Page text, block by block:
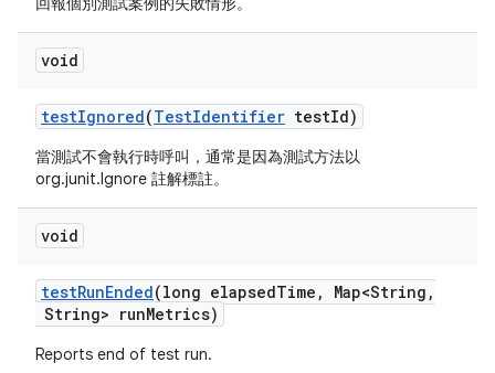
void
testIgnored(TestIdentifier testId)
當測試不會執行時呼叫，通常是因為測試方法以
org.junit.Ignore 註解標註。
void
testRunEnded(long elapsedTime , Map<String ,
String> runMetrics)
Reports end of test run.